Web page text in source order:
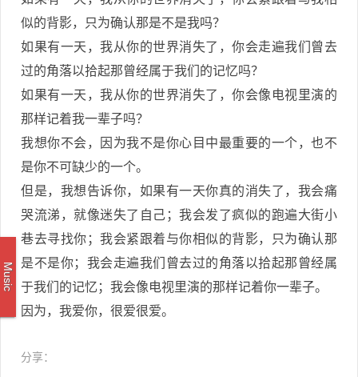
似的背影，只为确认那是不是我吗？
如果有一天，我从你的世界消失了，你会走遍我们曾去
过的角落以拾起那曾经属于我们的记忆吗？
如果有一天，我从你的世界消失了，你会像电视里演的
那样记着我一辈子吗？
我想你不会，因为我不是你心目中最重要的一个，也不
是你不可缺少的一个。
但是，我想告诉你，如果有一天你真的消失了，我会痛
哭流涕，就像迷失了自己；我会发了疯似的跑遍大街小
巷去寻找你；我会紧跟着与你相似的背影，只为确认那
是不是你；我会走遍我们曾去过的角落以拾起那曾经属
于我们的记忆；我会像电视里演的那样记着你一辈子。
因为，我爱你，很爱很爱。
分享：
Music